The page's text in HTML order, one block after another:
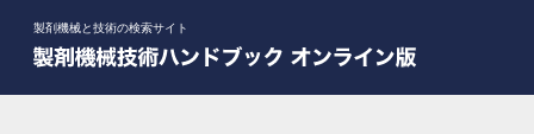
製剤機械と技術の検索サイト